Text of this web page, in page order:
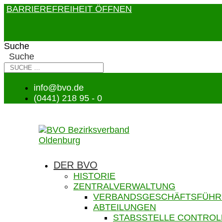
BARRIEREFREIHEIT ÖFFNEN
Suche
Suche
info@bvo.de
(0441) 218 95 - 0
DER BVO
HISTORIE
ZENTRALVERWALTUNG
ABTEILUNGEN
STABSSTELLE